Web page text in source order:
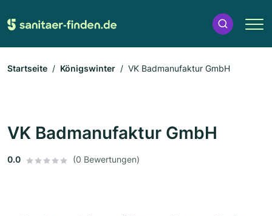
Startseite Königswinter VK Badmanufaktur GmbH
VK Badmanufaktur GmbH
0.0 (0 Bewertungen)